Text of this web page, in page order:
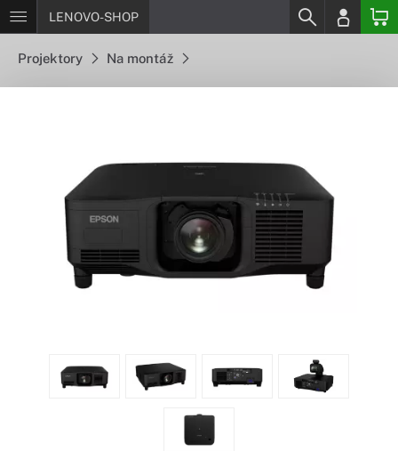
LENOVO-SHOP
Projektory Na montáž